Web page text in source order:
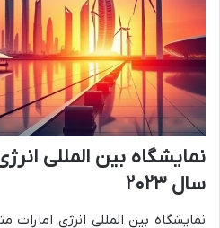
نمایشگاه بین المللی
سال ۲۰۲۳